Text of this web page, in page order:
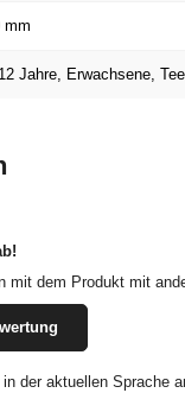
mm
Jahre, Erwachsene,
von 0 von 5 Sternen
mit dem Produkt mit
in der aktuellen Sprache